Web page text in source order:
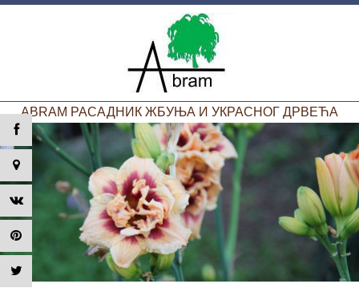
ABRAM РАСАДНИК ЖБУЊА И УКРАСНОГ ДРВЕЋА